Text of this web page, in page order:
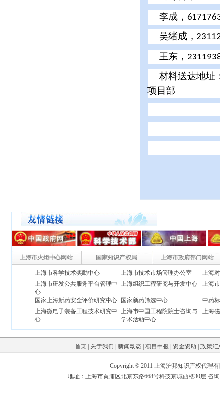
李成，
吴绪成，
王东，
材料送达地址
项目部
上海市火炬中心网站 国家知识产权局 上海市政府部门网站
上海市科学技术奖励中心 上海市技术市场管理办公室
上海
上海市研发公共服务平台管理中
心
上海组织工程研究与开发中心 上海
国家上海新药安全评价研究中心 国家新药筛选中心
中药
上海微电子装备工程技术研究中
心
上海市中国工程院院士咨询与
学术活动中心
上海
上海市生物医药科技产业促进中
心(上海新药研究开发中心)
上海科技发展总公司 上海
首页 关于我们 新闻动态 项目申报 资金资助 政策汇
Copyright © 2011 上海沪邦知识产权代理
地址：上海市黄浦区北京东路668号科技京城西楼30层 咨